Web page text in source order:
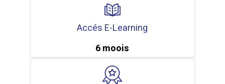
Accés E-Learning
6 moois